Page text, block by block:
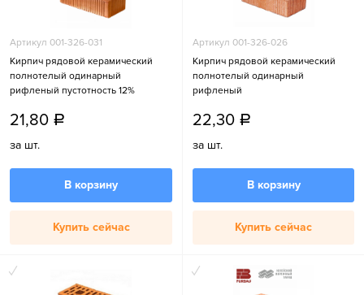
Артикул 001-326-031
Кирпич рядовой керамический
полнотелый одинарный
рифленый пустотность 12%
Артикул 001-326-026
Кирпич рядовой керамический
полнотелый одинарный
рифленый
21,80 a
за шт.
22,30 a
за шт.
В корзину
Купить сейчас
В корзину
Купить сейчас